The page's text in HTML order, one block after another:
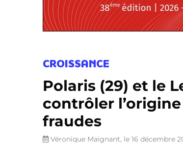
CROISSANCE
Polaris (29) et le
contrôler
fraudes
Véronique Maignant, le 16 décembre